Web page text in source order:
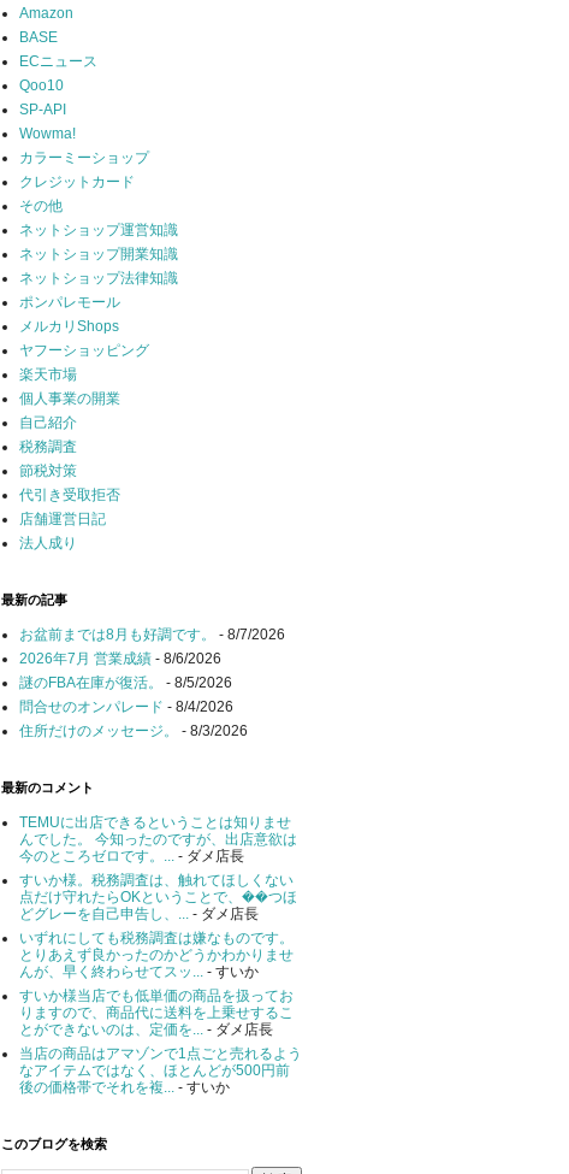
Amazon
BASE
ECニュース
Qoo10
SP-API
Wowma!
カラーミーショップ
クレジットカード
その他
ネットショップ運営知識
ネットショップ開業知識
ネットショップ法律知識
ポンパレモール
メルカリShops
ヤフーショッピング
楽天市場
個人事業の開業
自己紹介
税務調査
節税対策
代引き受取拒否
店舗運営日記
法人成り
最新の記事
お盆前までは8月も好調です。
- 8/7/2026
2026年7月 営業成績 - 8/6/2026
謎のFBA在庫が復活。
- 8/5/2026
問合せのオンパレード - 8/4/2026
住所だけのメッセージ。
- 8/3/2026
最新のコメント
TEMUに出店できるということは知りませ
んでした。 今知ったのですが、出店意欲は
今のところゼロです。... - ダメ店長
すいか様。税務調査は、触れてほしくない
点だけ守れたらOKということで、��つほ
どグレーを自己申告し、... - ダメ店長
いずれにしても税務調査は嫌なものです。
とりあえず良かったのかどうかわかりませ
んが、早く終わらせてスッ... - すいか
すいか様当店でも低単価の商品を扱ってお
りますので、商品代に送料を上乗せするこ
とができないのは、定価を... - ダメ店長
当店の商品はアマゾンで1点ごと売れるよう
なアイテムではなく、ほとんどが500円前
後の価格帯でそれを複... - すいか
このブログを検索